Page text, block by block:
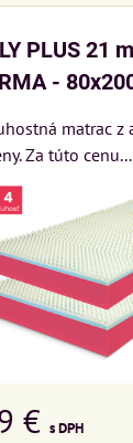
PLUS 21
-
matrac z
Za túto cenu...
€ s DPH